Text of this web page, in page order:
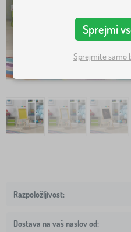
Dostava na vaš naslov od:
Sprejmi
Sprejmite samo